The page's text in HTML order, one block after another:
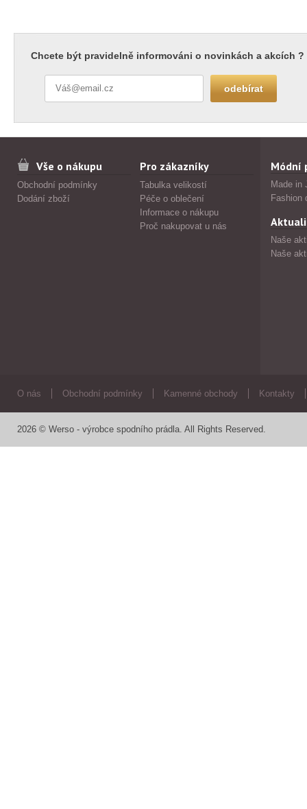
Chcete být pravidelně informováni o novinkách a akcích ?
Vše o nákupu
Obchodní podmínky
Dodání zboží
Pro zákazníky
Tabulka velikostí
Péče o oblečení
Informace o nákupu
Proč nakupovat u nás
Módní
Made in
Fashion
Naše
Naše
O nás Obchodní podmínky Kamenné obchody Kontakty
2026 © Werso - výrobce spodního prádla. All Rights Reserved.